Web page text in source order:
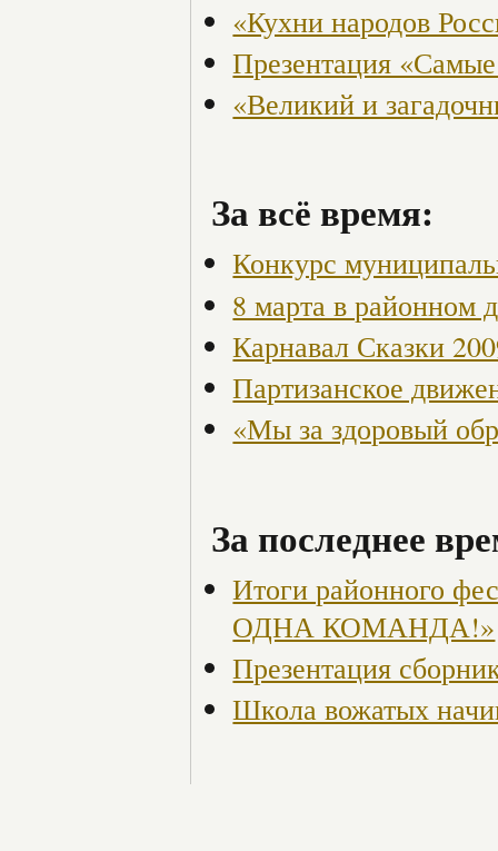
«Кухни народов
Презентация
«Великий и
За всё время:
Конкурс
8 марта в районном
Карнавал Сказки
Партизанское
«Мы за здоровый
За последнее
Итоги районного
ОДНА КОМАНДА!»
Презентация
Школа вожатых